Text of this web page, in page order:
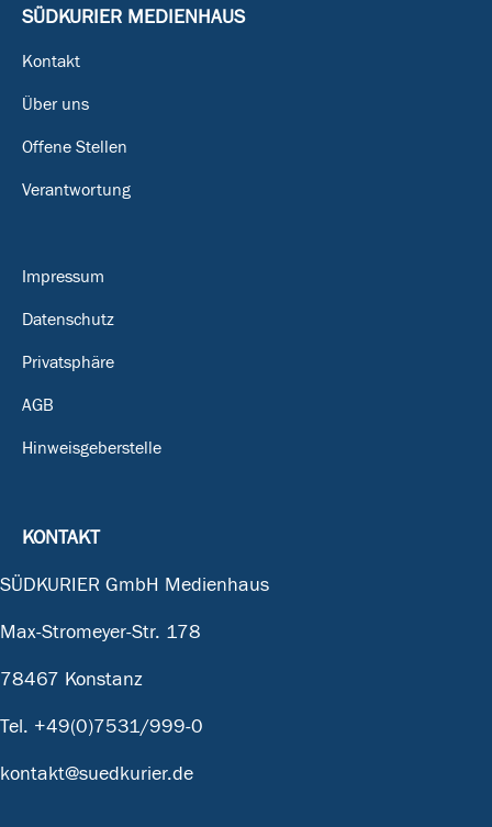
SÜDKURIER MEDIENHAUS
Kontakt
Über uns
Offene Stellen
Verantwortung
Impressum
Datenschutz
Privatsphäre
AGB
Hinweisgeberstelle
KONTAKT
SÜDKURIER GmbH Medienhaus
Max-Stromeyer-Str. 178
78467 Konstanz
Tel. +49(0)7531/999-0
kontakt@suedkurier.de